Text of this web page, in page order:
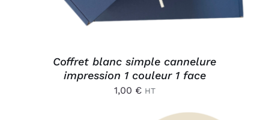
Coffret blanc simple cannelure
impression 1 couleur 1 face
1,00 € HT